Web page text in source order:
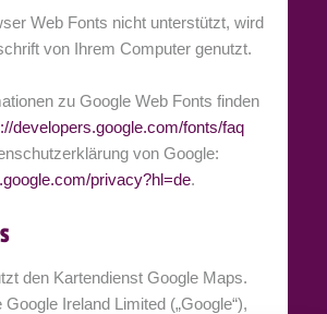
Web Fonts nicht unterstützt, wird
von Ihrem Computer genutzt.
zu Google Web Fonts finden
developers.google.com/fonts/faq
von Google:
privacy?hl=de.
den Kartendienst Google Maps.
Ireland Limited („Google“),